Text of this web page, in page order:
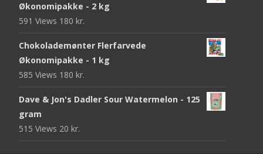
Økonomipakke - 2 kg
591 Views 180 kr.
Chokolademønter Flerfarvede
Økonomipakke - 1 kg
585 Views 180 kr.
Dave & Jon's Dadler Sour Watermelon - 125
gram
515 Views 20 kr.